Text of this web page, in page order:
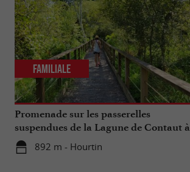
Promenade sur les passerelles
suspendues de la Lagune de Contaut à
Hourtin
892 m - Hourtin
Familiale